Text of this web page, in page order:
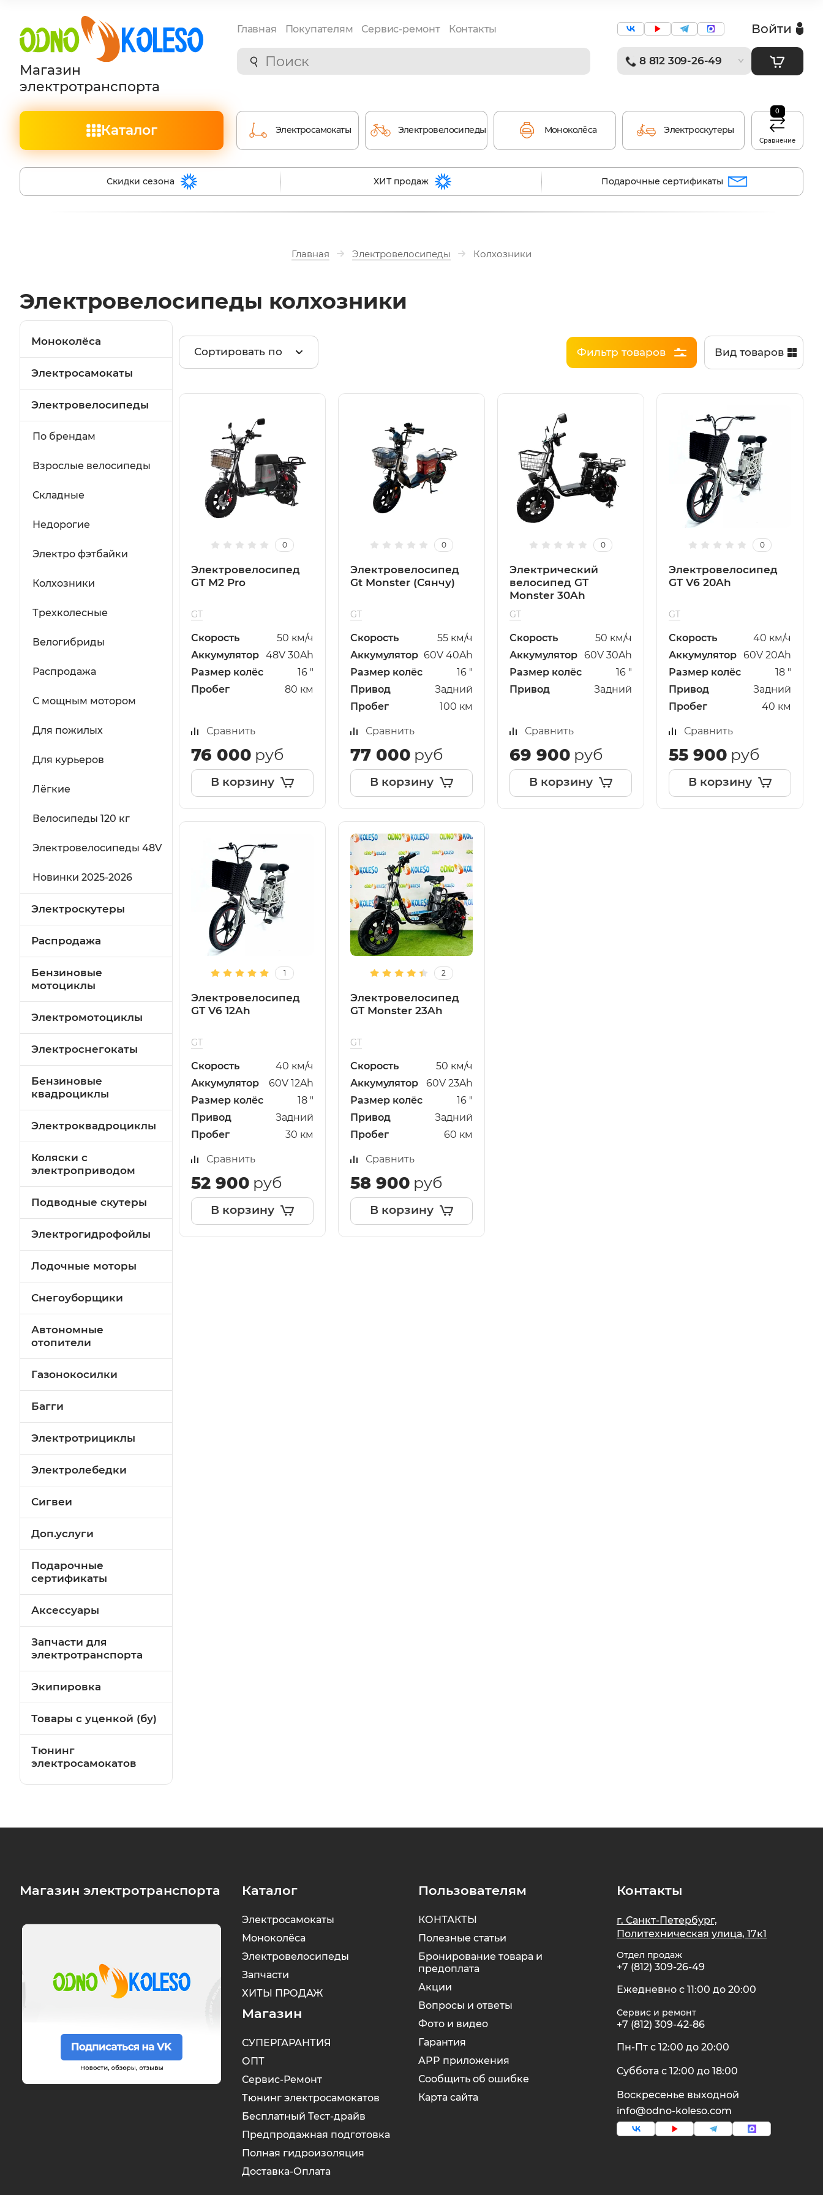
Магазин
электротранспорта
Главная Покупателям Сервис-ремонт Контакты Войти
8 812 309-26-49
Каталог Электросамокаты Электровелосипеды Моноколёса Электроскутеры
Сравнение
0
Скидки сезона ХИТ продаж Подарочные сертификаты
Главная Электровелосипеды Колхозники
Электровелосипеды колхозники
Моноколёса
Электросамокаты
Электровелосипеды
По брендам
Взрослые велосипеды
Складные
Недорогие
Электро фэтбайки
Колхозники
Трехколесные
Велогибриды
Распродажа
С мощным мотором
Для пожилых
Для курьеров
Лёгкие
Велосипеды 120 кг
Электровелосипеды 48V
Новинки 2025-2026
Электроскутеры
Распродажа
Бензиновые
мотоциклы
Электромотоциклы
Электроснегокаты
Бензиновые
квадроциклы
Электроквадроциклы
Коляски с
электроприводом
Подводные скутеры
Электрогидрофойлы
Лодочные моторы
Снегоуборщики
Автономные
отопители
Газонокосилки
Багги
Электротрициклы
Электролебедки
Сигвеи
Доп.услуги
Подарочные
сертификаты
Аксессуары
Запчасти для
электротранспорта
Экипировка
Товары с уценкой (бу)
Тюнинг
электросамокатов
Сортировать по Вид товаров
Фильтр товаров
0
Электровелосипед
GT M2 Pro
GT
Скорость
50 км/ч
Аккумулятор 48V 30Ah
Размер колёс
16 "
Пробег
80 км
Сравнить
76 000 руб
В корзину
0
Электровелосипед
Gt Monster (Сянчу)
GT
Скорость
55 км/ч
Аккумулятор 60V 40Ah
Размер колёс
16 "
Привод
Задний
Пробег
100 км
Сравнить
77 000 руб
В корзину
0
Электрический
велосипед GT
Monster 30Ah
GT
Скорость
50 км/ч
Аккумулятор 60V 30Ah
Размер колёс
16 "
Привод
Задний
Сравнить
69 900 руб
В корзину
0
Электровелосипед
GT V6 20Ah
GT
Скорость
40 км/ч
Аккумулятор 60V 20Ah
Размер колёс
18 "
Привод
Задний
Пробег
40 км
Сравнить
55 900 руб
В корзину
1
Электровелосипед
GT V6 12Ah
GT
Скорость
40 км/ч
Аккумулятор
60V 12Ah
Размер колёс
18 "
Привод
Задний
Пробег
30 км
Сравнить
52 900 руб
В корзину
2
Электровелосипед
GT Monster 23Ah
GT
Скорость
50 км/ч
Аккумулятор
60V 23Ah
Размер колёс
16 "
Привод
Задний
Пробег
60 км
Сравнить
58 900 руб
В корзину
Магазин электротранспорта Каталог
Электросамокаты
Моноколёса
Электровелосипеды
Запчасти
ХИТЫ ПРОДАЖ
Магазин
СУПЕРГАРАНТИЯ
ОПТ
Сервис-Ремонт
Тюнинг электросамокатов
Бесплатный Тест-драйв
Предпродажная подготовка
Полная гидроизоляция
Доставка-Оплата
Пользователям
КОНТАКТЫ
Полезные статьи
Бронирование товара и
предоплата
Акции
Вопросы и ответы
Фото и видео
Гарантия
APP приложения
Сообщить об ошибке
Карта сайта
Контакты
г. Санкт-Петербург,
Политехническая улица, 17к1
Отдел продаж
+7 (812) 309-26-49
Ежедневно с 11:00 до 20:00
Сервис и ремонт
+7 (812) 309-42-86
Пн-Пт с 12:00 до 20:00
Суббота с 12:00 до 18:00
Воскресенье выходной
info@odno-koleso.com